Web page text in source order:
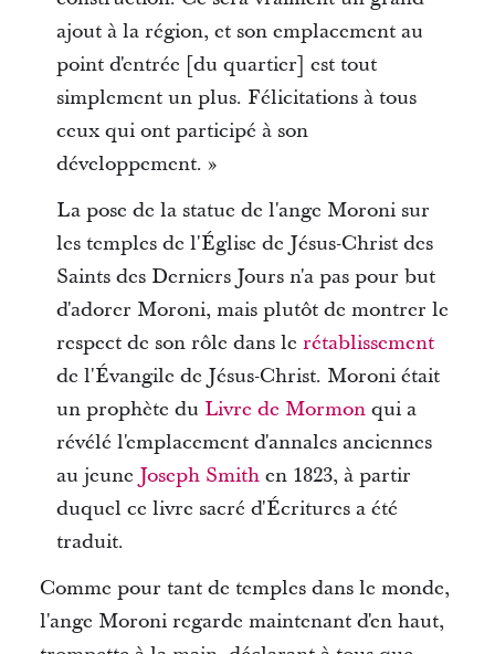
ajout à la région, et son emplacement au
point d'entrée [du quartier] est tout
simplement un plus. Félicitations à tous
ceux qui ont participé à son
développement. »
La pose de la statue de l'ange Moroni sur
les temples de l'Église de Jésus-Christ des
Saints des Derniers Jours n'a pas pour but
d'adorer Moroni, mais plutôt de montrer le
respect de son rôle dans le rétablissement
de l'Évangile de Jésus-Christ. Moroni était
un prophète du Livre de Mormonqui a
révélé l'emplacement d'annales anciennes
au jeune Joseph Smithen 1823, à partir
duquel ce livre sacré d'Écritures a été
traduit.
Comme pour tant de temples dans le monde,
l'ange Moroni regarde maintenant d'en haut,